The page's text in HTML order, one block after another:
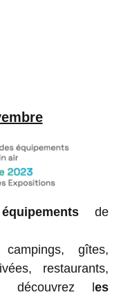
de
gîtes,
restaurants,
découvrez
les